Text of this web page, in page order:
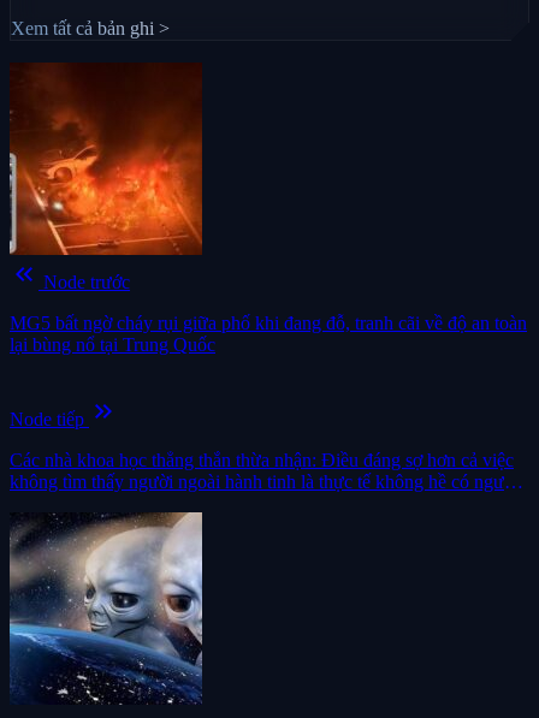
Xem tất cả bản ghi >
keyboard_double_arrow_left Node trước
MG5 bất ngờ cháy rụi giữa phố khi đang đỗ, tranh cãi về độ an toàn
lại bùng nổ tại Trung Quốc
Node tiếp keyboard_double_arrow_right
Các nhà khoa học thẳng thắn thừa nhận: Điều đáng sợ hơn cả việc
không tìm thấy người ngoài hành tinh là thực tế không hề có người